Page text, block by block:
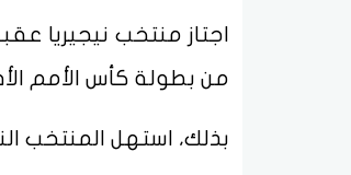
اجتاز منتخب نيجيريا
من بطولة كأس الأمم
بذلك، استهل المنتخب